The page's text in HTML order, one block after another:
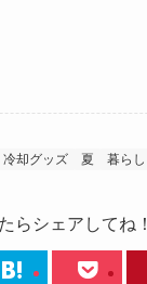
冷却グッズ 夏 暮らし
らシェアしてね！